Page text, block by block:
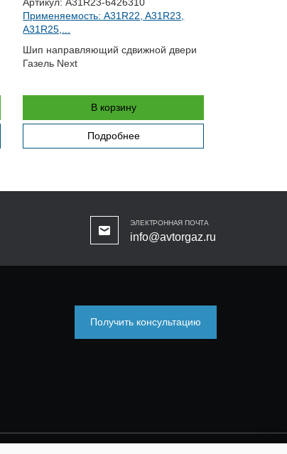
Применяемость: A31R22, A31R23,
A31R25,...
Шип направляющий сдвижной двери
Газель Next
В корзину
Подробнее
ЭЛЕКТРОННАЯ ПОЧТА
info@avtorgaz.ru
Получить консультацию